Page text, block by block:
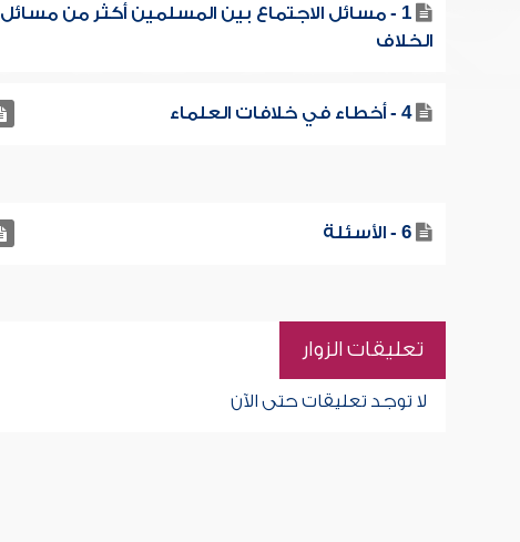
1 - مسائل الاجتماع بين المسلمين أكثر من مسائل
الخلاف
4 - أخطاء في خلافات العلماء
6 - الأسئلة
تعليقات الزوار
لا توجد تعليقات حتى الآن